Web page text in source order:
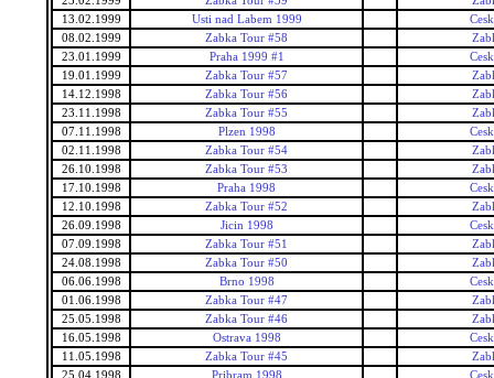
13.02.1999
Usti nad Labem 1999
08.02.1999
Zabka Tour #58
23.01.1999
Praha 1999 #1
19.01.1999
Zabka Tour #57
14.12.1998
Zabka Tour #56
23.11.1998
Zabka Tour #55
07.11.1998
Plzen 1998
02.11.1998
Zabka Tour #54
26.10.1998
Zabka Tour #53
17.10.1998
Praha 1998
12.10.1998
Zabka Tour #52
26.09.1998
Jicin 1998
07.09.1998
Zabka Tour #51
24.08.1998
Zabka Tour #50
06.06.1998
Brno 1998
01.06.1998
Zabka Tour #47
25.05.1998
Zabka Tour #46
16.05.1998
Ostrava 1998
11.05.1998
Zabka Tour #45
25.04.1998
Pribram 1998